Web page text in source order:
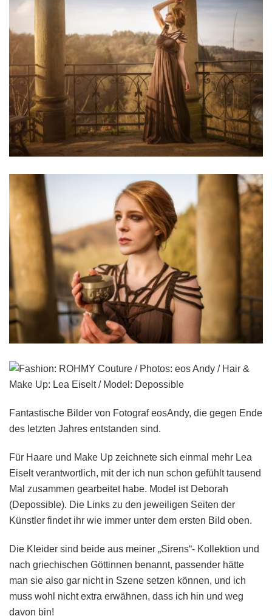
Fantastische Bilder von Fotograf eosAndy, die gegen Ende
des letzten Jahres entstanden sind.
Für Haare und Make Up zeichnete sich einmal mehr Lea
Eiselt verantwortlich, mit der ich nun schon gefühlt tausend
Mal zusammen gearbeitet habe. Model ist Deborah
(Depossible). Die Links zu den jeweiligen Seiten der
Künstler findet ihr wie immer unter dem ersten Bild oben.
Die Kleider sind beide aus meiner „Sirens“- Kollektion und
nach griechischen Göttinnen benannt, passender hätte
man sie also gar nicht in Szene setzen können, und ich
muss wohl nicht extra erwähnen, dass ich hin und weg
davon bin!